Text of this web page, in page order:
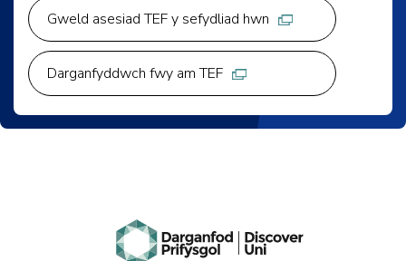
Gweld asesiad TEF y sefydliad hwn
Darganfyddwch fwy am TEF